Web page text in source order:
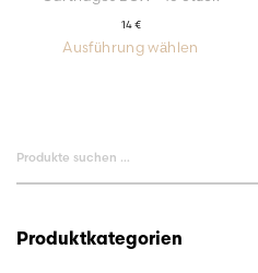
14€
Ausführung wählen
der
Suchen
nach:
Produktkategorien